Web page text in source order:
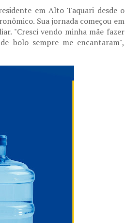
em Alto Taquari desde o
Sua jornada começou em
"Cresci vendo minha mãe fazer
bolo sempre me encantaram",